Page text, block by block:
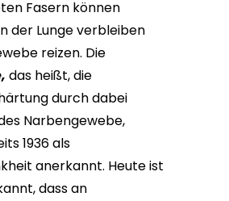
Fasern können
der Lunge verbleiben
reizen. Die
das heißt, die
durch dabei
Narbengewebe,
1936 als
anerkannt. Heute ist
dass an